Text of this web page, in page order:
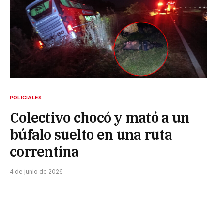
POLICIALES
Colectivo chocó y mató a un
búfalo suelto en una ruta
correntina
4 de junio de 2026